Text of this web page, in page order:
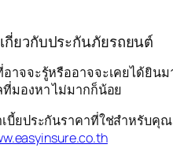
กี่ยวกับประกันภัยรถยนต์
าจจะรู้หรืออาจจะเคยได้ยินม
มองหา ไม่มากก็น้อย
บี้ยประกันราคาที่ใช่สำหรับคุณ